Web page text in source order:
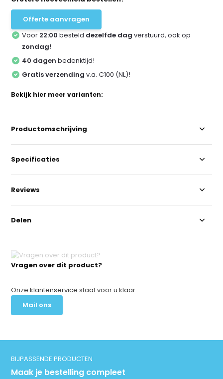
Offerte aanvragen
Voor 22:00 besteld dezelfde dag verstuurd, ook op
zondag!
40 dagen bedenktijd!
Gratis verzending v.a. €100 (NL)!
Bekijk hier meer varianten:
Vragen over dit product?
Onze klantenservice staat voor u klaar.
Mail ons
Productomschrijving
Specificaties
Reviews
Delen
BIJPASSENDE PRODUCTEN
Maak je bestelling compleet